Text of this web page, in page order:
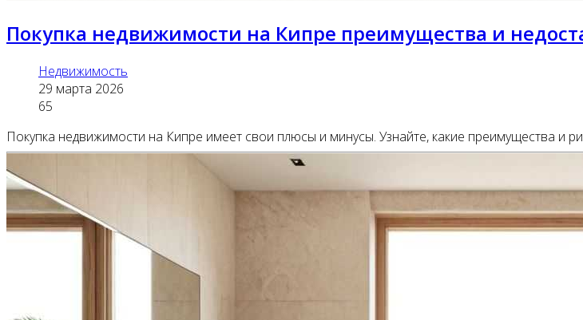
Покупка недвижимости на Кипре преимущества и
Недвижимость
29 марта 2026
65
Покупка недвижимости на Кипре имеет свои плюсы и минусы. Узнайте, какие преимущества и